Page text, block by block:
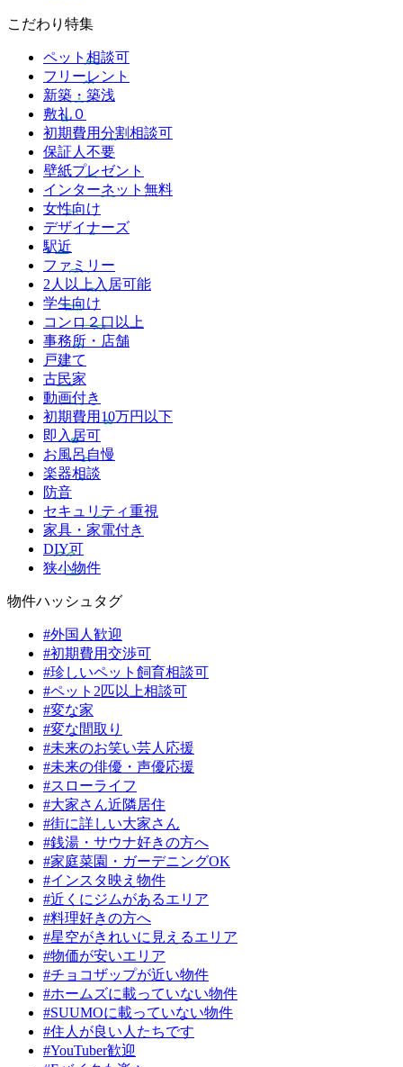
こだわり特集
ペット相談可
フリーレント
新築・築浅
敷礼０
初期費用分割相談可
保証人不要
壁紙プレゼント
インターネット無料
女性向け
デザイナーズ
駅近
ファミリー
2人以上入居可能
学生向け
コンロ２口以上
事務所・店舗
戸建て
古民家
動画付き
初期費用10万円以下
即入居可
お風呂自慢
楽器相談
防音
セキュリティ重視
家具・家電付き
DIY可
狭小物件
物件ハッシュタグ
#外国人歓迎
#初期費用交渉可
#珍しいペット飼育相談可
#ペット2匹以上相談可
#変な家
#変な間取り
#未来のお笑い芸人応援
#未来の俳優・声優応援
#スローライフ
#大家さん近隣居住
#街に詳しい大家さん
#銭湯・サウナ好きの方へ
#家庭菜園・ガーデニングOK
#インスタ映え物件
#近くにジムがあるエリア
#料理好きの方へ
#星空がきれいに見えるエリア
#物価が安いエリア
#チョコザップが近い物件
#ホームズに載っていない物件
#SUUMOに載っていない物件
#住人が良い人たちです
#YouTuber歓迎